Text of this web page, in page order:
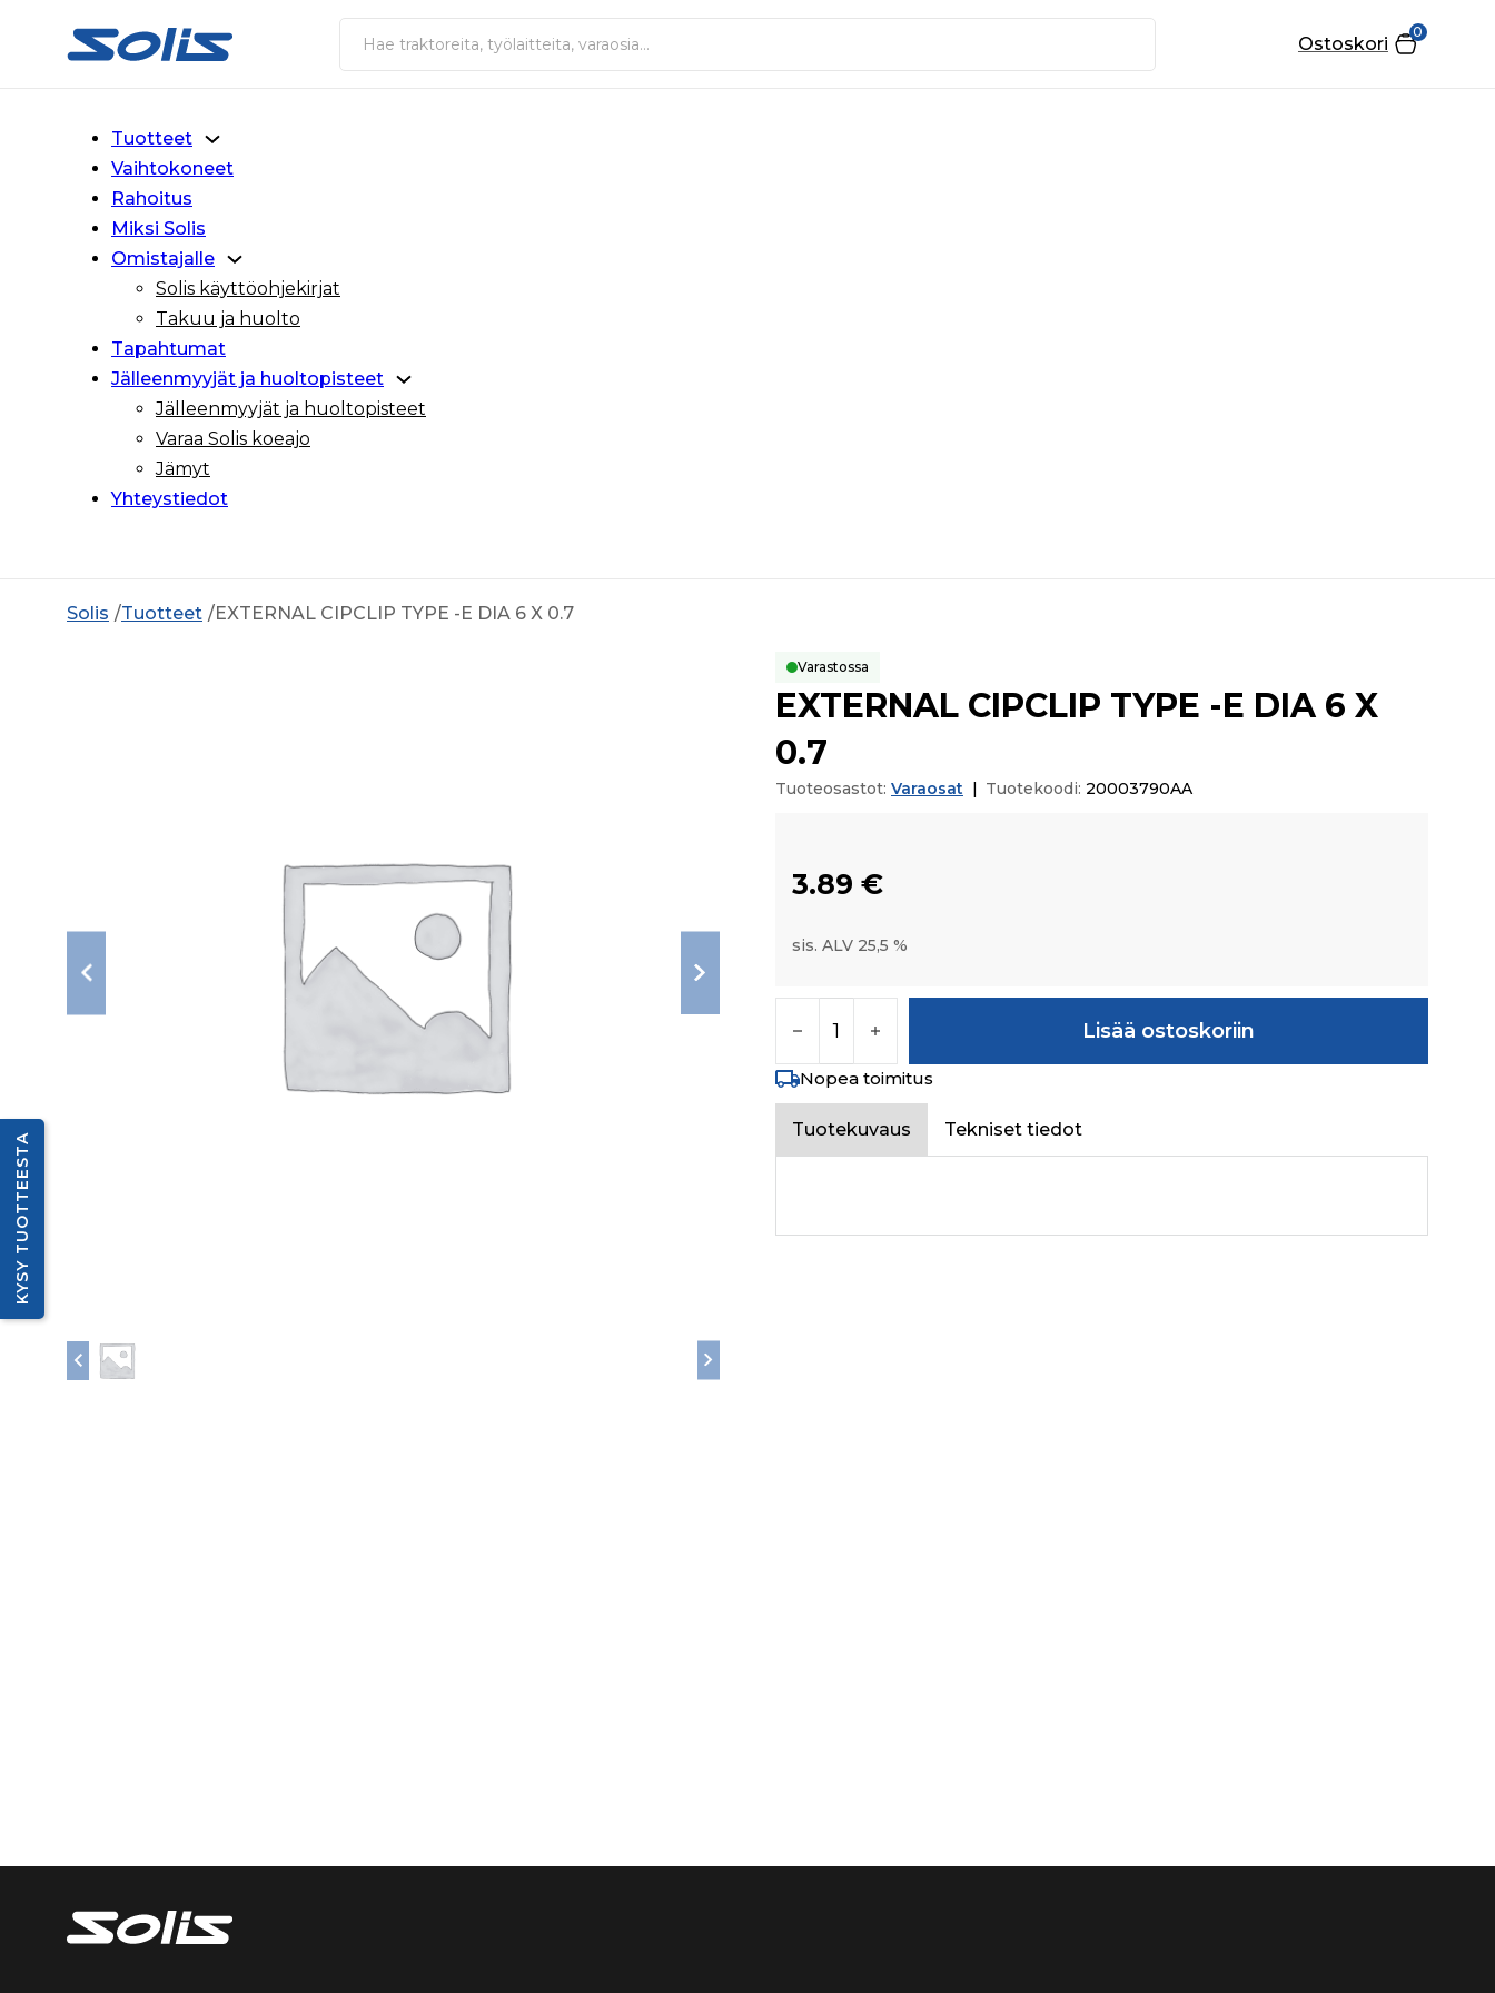
Siirry pääsisältöön
Siirry alatunnisteeseen
Haku
0
Ostoskori
Tuotteet
Vaihtokoneet
Rahoitus
Miksi Solis
Omistajalle
Solis käyttöohjekirjat
Takuu ja huolto
Tapahtumat
Jälleenmyyjät ja huoltopisteet
Jälleenmyyjät ja huoltopisteet
Varaa Solis koeajo
Jämyt
Yhteystiedot
Solis Tuotteet EXTERNAL CIPCLIP TYPE -E DIA 6 X 0.7
Varastossa
EXTERNAL CIPCLIP TYPE -E DIA 6 X
0.7
Tuoteosastot: Varaosat | Tuotekoodi: 20003790AA
3.89 €
sis. ALV 25,5 %
Lisää ostoskoriin
Nopea toimitus
Tuotekuvaus Tekniset tiedot
KYSY TUOTTEESTA